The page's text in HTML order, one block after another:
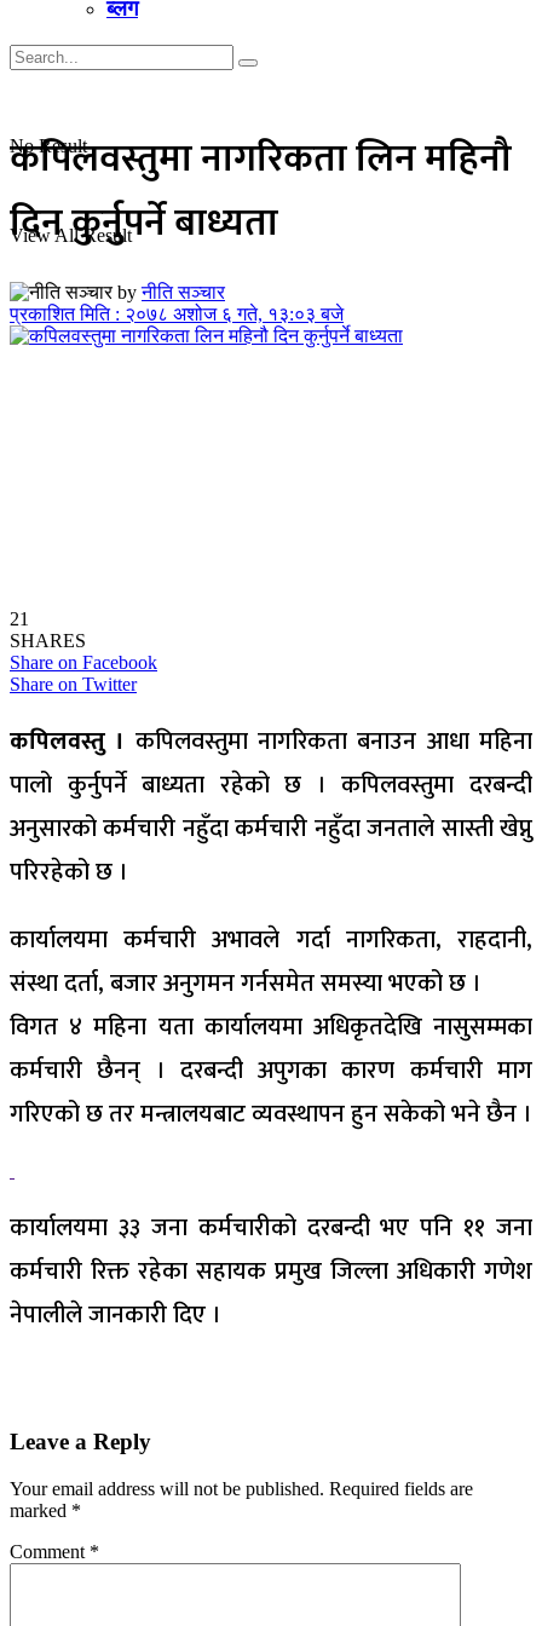
ब्लग
No Result
View All Result
कपिलवस्तुमा नागरिकता लिन महिनौ
दिन कुर्नुपर्ने बाध्यता
by नीति सञ्चार
प्रकाशित मिति : २०७८ अशोज ६ गते, १३:०३ बजे
21
SHARES
Share on Facebook
Share on Twitter
कपिलवस्तु । कपिलवस्तुमा नागरिकता बनाउन आधा महिना
पालो कुर्नुपर्ने बाध्यता रहेको छ । कपिलवस्तुमा दरबन्दी
अनुसारको कर्मचारी नहुँदा कर्मचारी नहुँदा जनताले सास्ती खेप्नु
परिरहेको छ ।
कार्यालयमा कर्मचारी अभावले गर्दा नागरिकता, राहदानी,
संस्था दर्ता, बजार अनुगमन गर्नसमेत समस्या भएको छ ।
विगत ४ महिना यता कार्यालयमा अधिकृतदेखि नासुसम्मका
कर्मचारी छैनन् । दरबन्दी अपुगका कारण कर्मचारी माग
गरिएको छ तर मन्त्रालयबाट व्यवस्थापन हुन सकेको भने छैन ।
कार्यालयमा ३३ जना कर्मचारीको दरबन्दी भए पनि ११ जना
कर्मचारी रिक्त रहेका सहायक प्रमुख जिल्ला अधिकारी गणेश
नेपालीले जानकारी दिए ।
Leave a Reply
Your email address will not be published. Required fields are
marked *
Comment *